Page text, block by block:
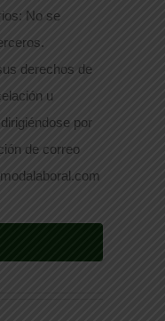
No se
derechos de
u
por
de correo